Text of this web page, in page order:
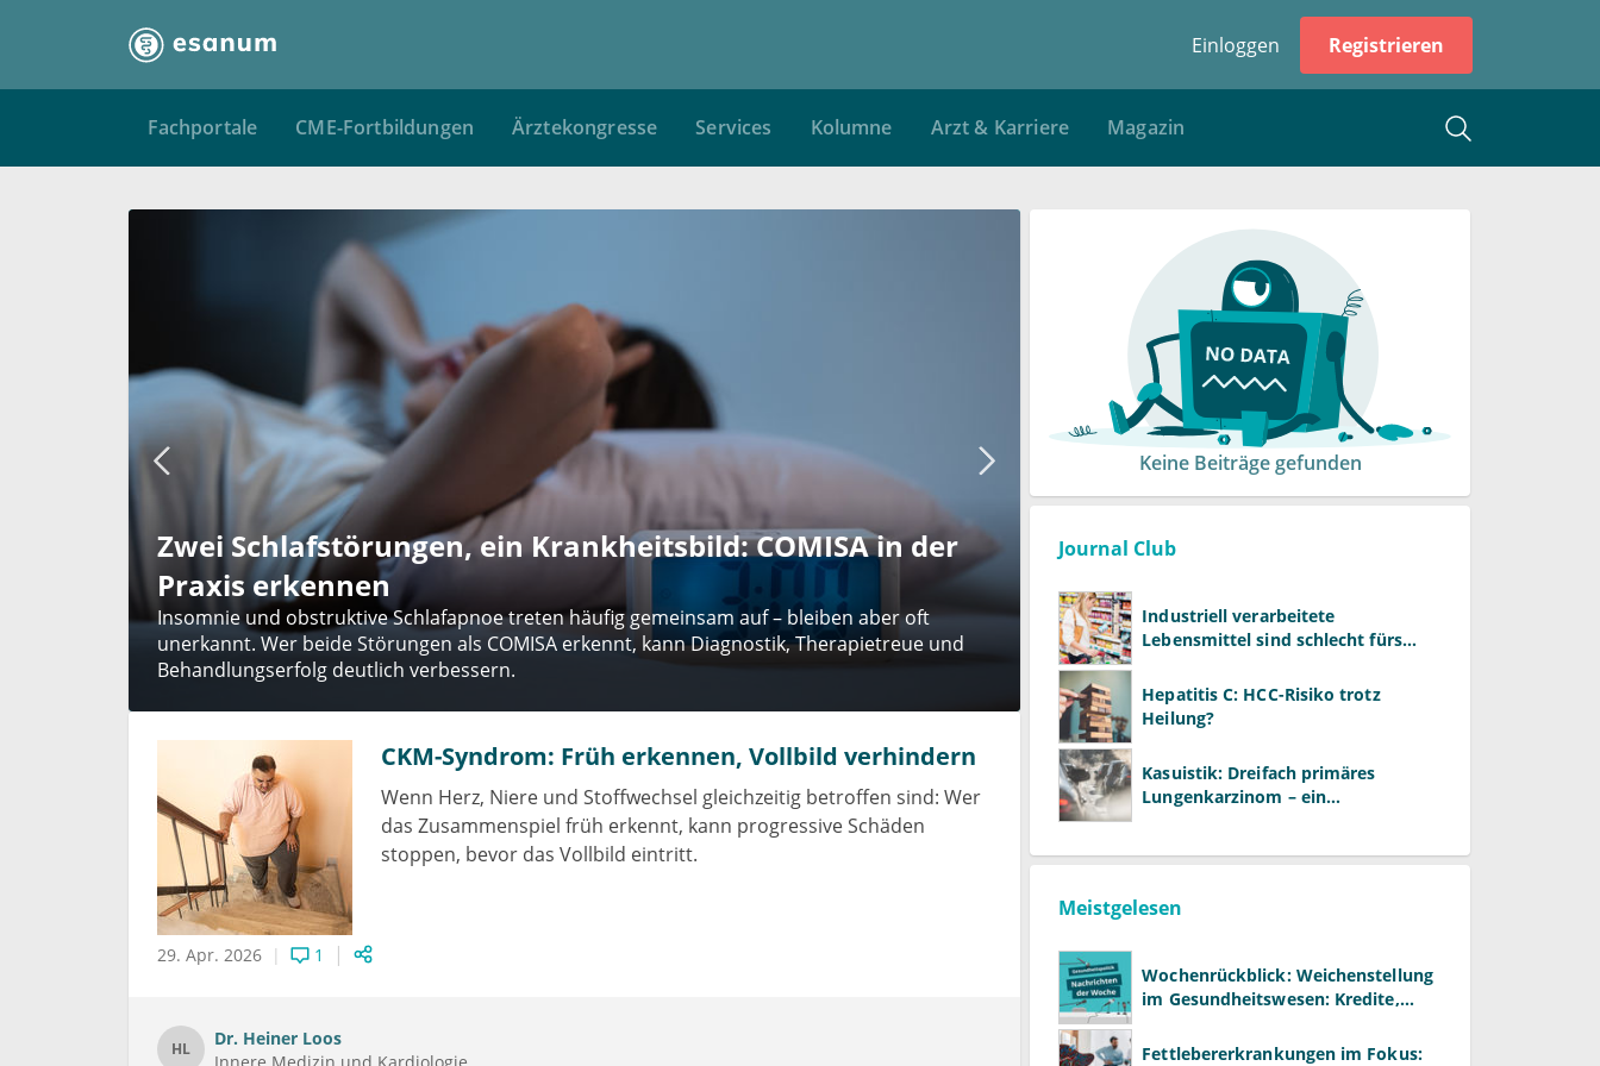
Einloggen Registrieren
Fachportale CME-Fortbildungen Ärztekongresse Services Kolumne Arzt & Karriere Magazin
Zwei Schlafstörungen, ein Krankheitsbild: COMISA in der
Praxis erkennen
Insomnie und obstruktive Schlafapnoe treten häufig gemeinsam auf – bleiben aber oft
unerkannt. Wer beide Störungen als COMISA erkennt, kann Diagnostik, Therapietreue und
Behandlungserfolg deutlich verbessern.
CKM-Syndrom: Früh erkennen, Vollbild verhindern
Wenn Herz, Niere und Stoffwechsel gleichzeitig betroffen sind: Wer
das Zusammenspiel früh erkennt, kann progressive Schäden
stoppen, bevor das Vollbild eintritt.
29. Apr. 2026 1
HL Dr. Heiner Loos
Innere Medizin und Kardiologie
Keine Beiträge gefunden
Journal Club
Industriell verarbeitete
Lebensmittel sind schlecht fürs
Hepatitis C: HCC-Risiko trotz
Heilung?
Kasuistik: Dreifach primäres
Lungenkarzinom – ein
Meistgelesen
Wochenrückblick: Weichenstellung
im Gesundheitswesen: Kredite,
Fettlebererkrankungen im Fokus: